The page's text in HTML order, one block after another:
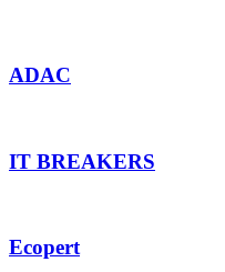
ADAC
IT BREAKERS
Ecopert